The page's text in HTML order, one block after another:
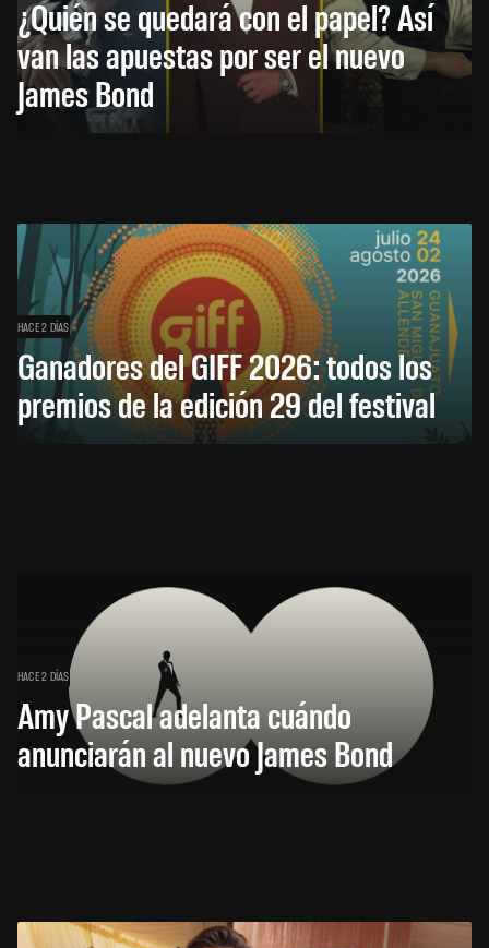
¿Quién se quedará con el papel? Así
van las apuestas por ser el nuevo
James Bond
HACE 2 DÍAS
Ganadores del GIFF 2026: todos los
premios de la edición 29 del festival
HACE 2 DÍAS
Amy Pascal adelanta cuándo
anunciarán al nuevo James Bond